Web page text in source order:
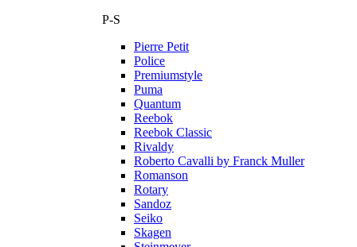
P-S
Pierre Petit
Police
Premiumstyle
Puma
Quantum
Reebok
Reebok Classic
Rivaldy
Roberto Cavalli by Franck Muller
Romanson
Rotary
Sandoz
Seiko
Skagen